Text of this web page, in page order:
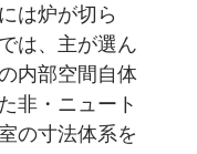
は炉が切ら
は、主が選ん
内部空間自体
非・ニュート
の寸法体系を